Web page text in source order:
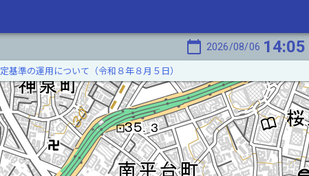
calendar_today 2026/08/06 14:05
基準の運用について（令和８年８月５日）